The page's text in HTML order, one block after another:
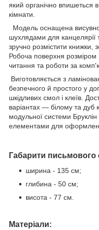
який органічно впишеться в
кімнати.
Модель оснащена
шухлядами для
зручно розмістити книжки,
Робоча поверхня розміром
читання та роботи за
Виготовляється з
безпечного й простого у
шкідливих смол і клеїв.
варіантах — білому та дуб
модульної системи
елементами для
Габарити письмового
ширина - 135 см;
глибина - 50 см;
висота - 77 см.
Матеріали: